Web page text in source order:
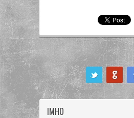
IMHO